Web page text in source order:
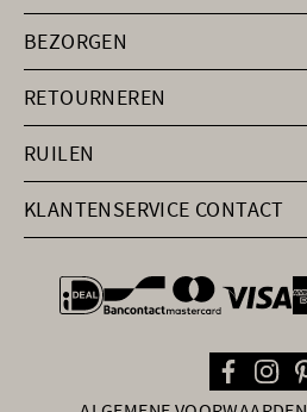
BEZORGEN
RETOURNEREN
RUILEN
KLANTENSERVICE CONTACT
general.paymentOptions